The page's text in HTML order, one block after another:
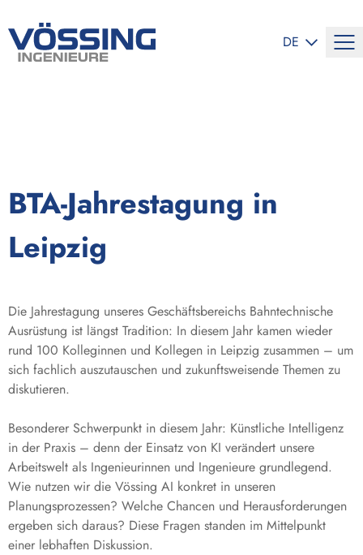
DE
BTA-Jahrestagung in
Leipzig
Die Jahrestagung unseres Geschäftsbereichs Bahntechnische
Ausrüstung ist längst Tradition: In diesem Jahr kamen wieder
rund 100 Kolleginnen und Kollegen in Leipzig zusammen – um
sich fachlich auszutauschen und zukunftsweisende Themen zu
diskutieren.
Besonderer Schwerpunkt in diesem Jahr: Künstliche Intelligenz
in der Praxis – denn der Einsatz von KI verändert unsere
Arbeitswelt als Ingenieurinnen und Ingenieure grundlegend.
Wie nutzen wir die Vössing AI konkret in unseren
Planungsprozessen? Welche Chancen und Herausforderungen
ergeben sich daraus? Diese Fragen standen im Mittelpunkt
einer lebhaften Diskussion.